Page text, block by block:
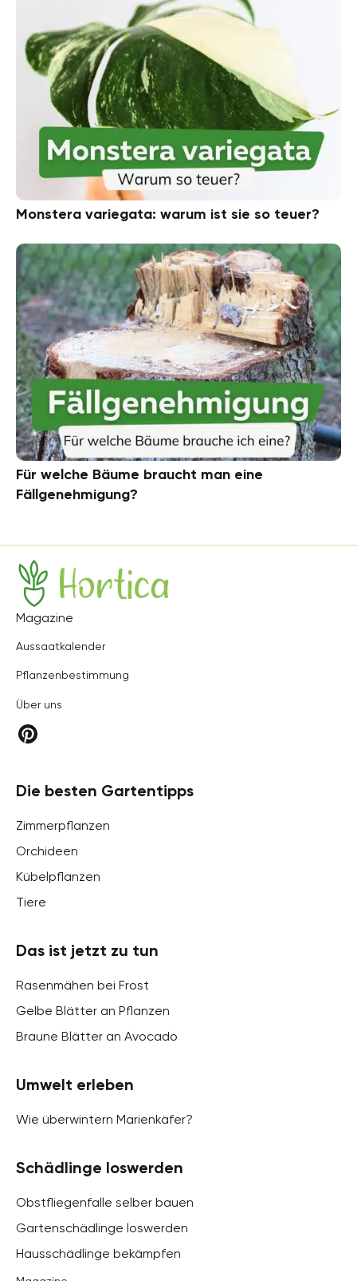
Monstera variegata: warum ist sie so teuer?
Für welche Bäume braucht man eine
Fällgenehmigung?
Hortica
Magazine
Aussaatkalender
Pflanzenbestimmung
Über uns
Die besten Gartentipps
Zimmerpflanzen
Orchideen
Kübelpflanzen
Tiere
Das ist jetzt zu tun
Rasenmähen bei Frost
Gelbe Blätter an Pflanzen
Braune Blätter an Avocado
Umwelt erleben
Wie überwintern Marienkäfer?
Schädlinge loswerden
Obstfliegenfalle selber bauen
Gartenschädlinge loswerden
Hausschädlinge bekämpfen